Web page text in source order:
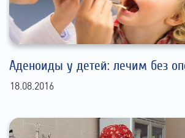
Аденоиды у детей: лечим без
18.08.2016